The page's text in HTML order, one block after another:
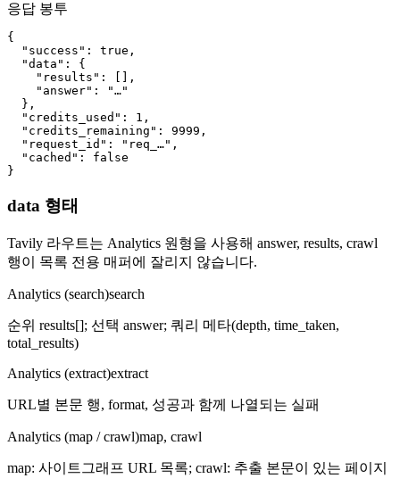
응답 봉투
{
  "success": true,
  "data": {
    "results": [],
    "answer": "…"
  },
  "credits_used": 1,
  "credits_remaining": 9999,
  "request_id": "req_…",
  "cached": false
}
data 형태
Tavily 라우트는 Analytics 원형을 사용해 answer, results, crawl
행이 목록 전용 매퍼에 잘리지 않습니다.
Analytics (search)search
순위 results[]; 선택 answer; 쿼리 메타(depth, time_taken,
total_results)
Analytics (extract)extract
URL별 본문 행, format, 성공과 함께 나열되는 실패
Analytics (map / crawl)map, crawl
map: 사이트그래프 URL 목록; crawl: 추출 본문이 있는 페이지